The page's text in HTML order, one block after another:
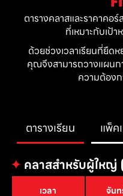
ตารางคลาสและราคาคอ
ที่เหมาะกับเป้
ด้วยช่วงเวลาเรียนที่ยืดห
คุณจึงสามารถวางแผนก
ความต้องก
ตารางเรียน แพ็ค
✦ คลาสสำหรับผู้ใหญ่
เวลา จันท